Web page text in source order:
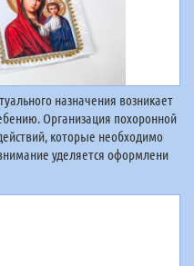
назначения возникает
Организация похоронной
которые необходимо
уделяется оформлени